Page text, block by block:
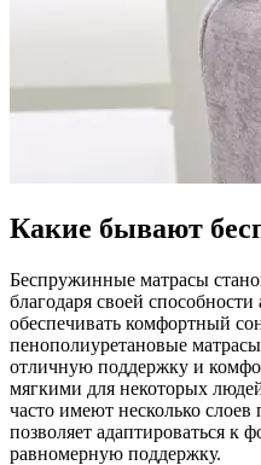
Какие бывают
Беспружинные матрасы
благодаря своей
обеспечивать комфортный
пенополиуретановые
отличную поддержку и
мягкими для некоторых
часто имеют несколько
позволяет адаптироваться к
равномерную поддержку.